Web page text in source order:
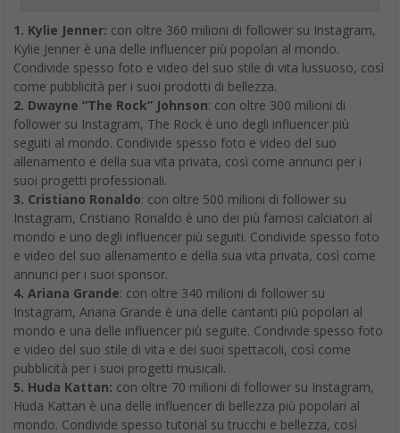
1. Kylie Jenner: con oltre 360 milioni di follower su Instagram,
Kylie Jenner è una delle influencer più popolari al mondo.
Condivide spesso foto e video del suo stile di vita lussuoso, così
come pubblicità per i suoi prodotti di bellezza.
2. Dwayne “The Rock” Johnson: con oltre 300 milioni di
follower su Instagram, The Rock è uno degli influencer più
seguiti al mondo. Condivide spesso foto e video del suo
allenamento e della sua vita privata, così come annunci per i
suoi progetti professionali.
3. Cristiano Ronaldo: con oltre 500 milioni di follower su
Instagram, Cristiano Ronaldo è uno dei più famosi calciatori al
mondo e uno degli influencer più seguiti. Condivide spesso foto
e video del suo allenamento e della sua vita privata, così come
annunci per i suoi sponsor.
4. Ariana Grande: con oltre 340 milioni di follower su
Instagram, Ariana Grande è una delle cantanti più popolari al
mondo e una delle influencer più seguite. Condivide spesso foto
e video del suo stile di vita e dei suoi spettacoli, così come
pubblicità per i suoi progetti musicali.
5. Huda Kattan: con oltre 70 milioni di follower su Instagram,
Huda Kattan è una delle influencer di bellezza più popolari al
mondo. Condivide spesso tutorial su trucchi e bellezza, così